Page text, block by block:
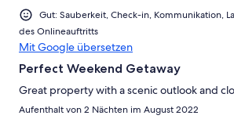
Gut: Sauberkeit, Check-in, Kommunikation,
des Onlineauftritts
Mit Google übersetzen
Perfect Weekend Getaway
Great property with a scenic outlook and
Aufenthalt von 2 Nächten im August 2022